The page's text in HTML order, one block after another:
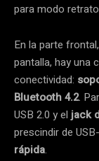
para modo
En la parte
pantalla, hay una
conectividad:
Bluetooth 4.2.
USB 2.0 y el jack
prescindir de
rápida.